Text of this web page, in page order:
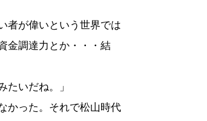
者が偉いという世界では
金調達力とか・・・結
たいだね。」
かった。それで松山時代